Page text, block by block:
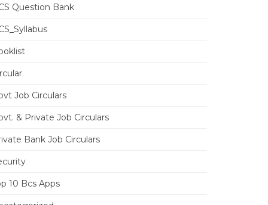
Question Bank
Job Circulars
& Private Job Circulars
Bank Job Circulars
10 Bcs Apps